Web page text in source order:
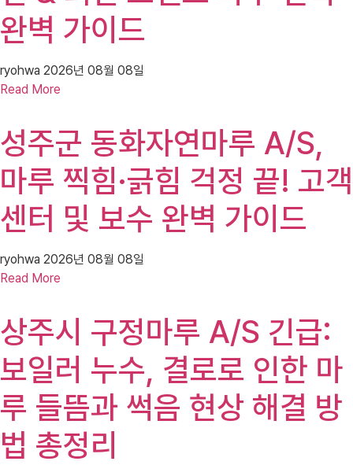
완벽 가이드
ryohwa 2026년 08월 08일
Read More
성주군 동화자연마루 A/S,
마루 찍힘·긁힘 걱정 끝! 고객
센터 및 보수 완벽 가이드
ryohwa 2026년 08월 08일
Read More
상주시 구정마루 A/S 긴급:
보일러 누수, 결로로 인한 마
루 들뜸과 썩음 현상 해결 방
법 총정리